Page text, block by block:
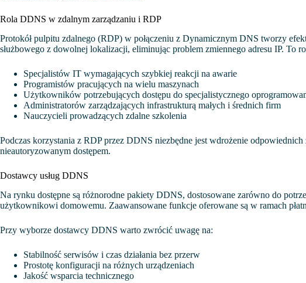
Rola DDNS w zdalnym zarządzaniu i RDP
Protokół pulpitu zdalnego (RDP) w połączeniu z Dynamicznym DNS tworzy
służbowego z dowolnej lokalizacji, eliminując problem zmiennego adresu IP. To
Specjalistów IT wymagających szybkiej reakcji na awarie
Programistów pracujących na wielu maszynach
Użytkowników potrzebujących dostępu do specjalistycznego
Administratorów zarządzających infrastrukturą małych i średnich firm
Nauczycieli prowadzących zdalne szkolenia
Podczas korzystania z RDP przez DDNS niezbędne jest wdrożenie
nieautoryzowanym dostępem.
Dostawcy usług DDNS
Na rynku dostępne są różnorodne pakiety DDNS, dostosowane zarówno do
użytkownikowi domowemu. Zaawansowane funkcje oferowane są w ramach
Przy wyborze dostawcy DDNS warto zwrócić uwagę na:
Stabilność serwisów i czas działania bez przerw
Prostotę konfiguracji na różnych urządzeniach
Jakość wsparcia technicznego